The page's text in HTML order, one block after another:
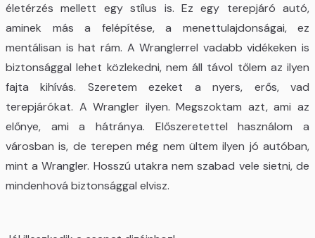
életérzés mellett egy stílus is. Ez egy terepjáró autó,
aminek más a felépítése, a menettulajdonságai, ez
mentálisan is hat rám. A Wranglerrel vadabb vidékeken is
biztonsággal lehet közlekedni, nem áll távol tőlem az ilyen
fajta kihívás. Szeretem ezeket a nyers, erős, vad
terepjárókat. A Wrangler ilyen. Megszoktam azt, ami az
előnye, ami a hátránya. Előszeretettel használom a
városban is, de terepen még nem ültem ilyen jó autóban,
mint a Wrangler. Hosszú utakra nem szabad vele sietni, de
mindenhová biztonsággal elvisz.